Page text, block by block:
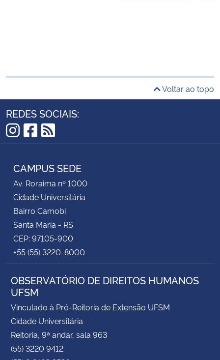
Voltar ao topo
REDES SOCIAIS:
Instagram
Facebook
RSS
CAMPUS SEDE
Av. Roraima nº 1000
Cidade Universitária
Bairro Camobi
Santa Maria - RS
CEP: 97105-900
+55 (55) 3220-8000
OBSERVATÓRIO DE DIREITOS HUMANOS
UFSM
Vinculado à Pró-Reitoria de Extensão UFSM
Cidade Universitária
Reitoria, 9ª andar, sala 963
(55) 3220 9412